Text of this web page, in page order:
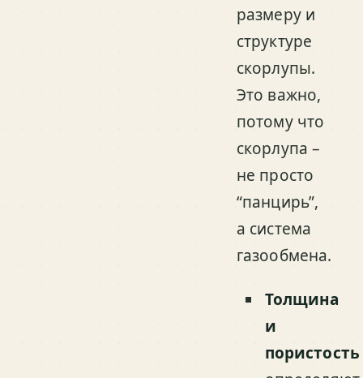
размеру и
структуре
скорлупы.
Это важно,
потому что
скорлупа –
не просто
“панцирь”,
а система
газообмена.
Толщина
и
пористость